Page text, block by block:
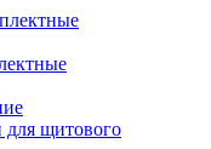
для щитового